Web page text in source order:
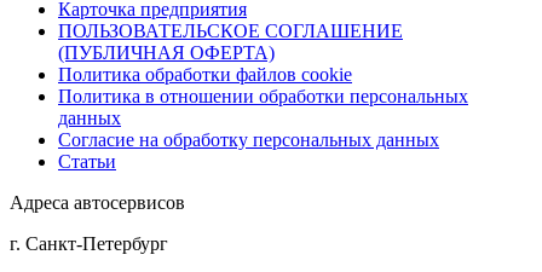
Карточка предприятия
ПОЛЬЗОВАТЕЛЬСКОЕ СОГЛАШЕНИЕ
(ПУБЛИЧНАЯ ОФЕРТА)
Политика обработки файлов cookie
Политика в отношении обработки персональных
данных
Согласие на обработку персональных данных
Статьи
Адреса автосервисов
г. Санкт-Петербург